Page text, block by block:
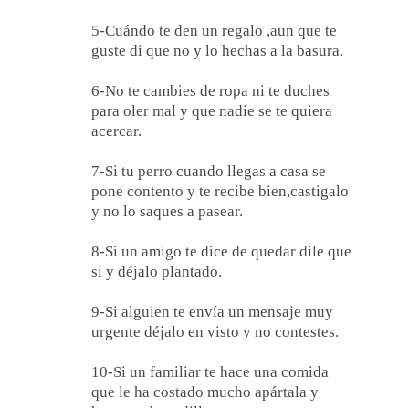
5-Cuándo te den un regalo ,aun que te
guste di que no y lo hechas a la basura.
6-No te cambies de ropa ni te duches
para oler mal y que nadie se te quiera
acercar.
7-Si tu perro cuando llegas a casa se
pone contento y te recibe bien,castigalo
y no lo saques a pasear.
8-Si un amigo te dice de quedar dile que
si y déjalo plantado.
9-Si alguien te envía un mensaje muy
urgente déjalo en visto y no contestes.
10-Si un familiar te hace una comida
que le ha costado mucho apártala y